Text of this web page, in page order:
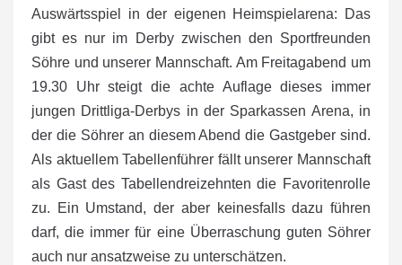
Auswärtsspiel in der eigenen Heimspielarena: Das
gibt es nur im Derby zwischen den Sportfreunden
Söhre und unserer Mannschaft. Am Freitagabend um
19.30 Uhr steigt die achte Auflage dieses immer
jungen Drittliga-Derbys in der Sparkassen Arena, in
der die Söhrer an diesem Abend die Gastgeber sind.
Als aktuellem Tabellenführer fällt unserer Mannschaft
als Gast des Tabellendreizehnten die Favoritenrolle
zu. Ein Umstand, der aber keinesfalls dazu führen
darf, die immer für eine Überraschung guten Söhrer
auch nur ansatzweise zu unterschätzen.